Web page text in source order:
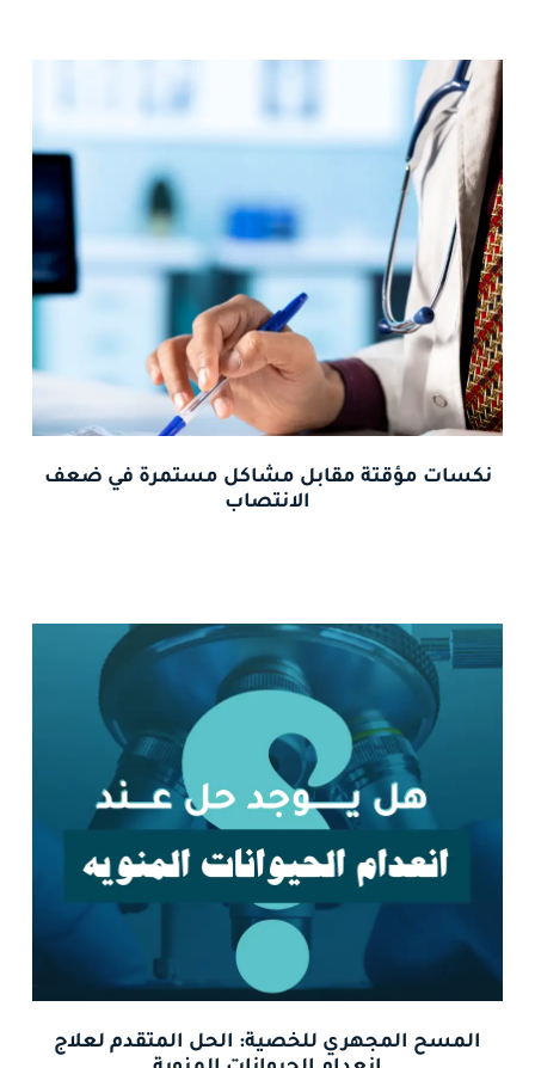
نكسات مؤقتة مقابل مشاكل مستمرة في ضعف
الانتصاب
المسح المجهري للخصية: الحل المتقدم لعلاج